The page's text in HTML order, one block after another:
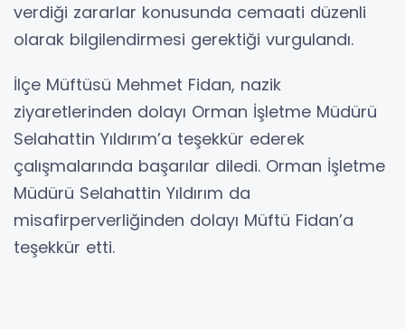
verdiği zararlar konusunda cemaati düzenli
olarak bilgilendirmesi gerektiği vurgulandı.
İlçe Müftüsü Mehmet Fidan, nazik
ziyaretlerinden dolayı Orman İşletme Müdürü
Selahattin Yıldırım’a teşekkür ederek
çalışmalarında başarılar diledi. Orman İşletme
Müdürü Selahattin Yıldırım da
misafirperverliğinden dolayı Müftü Fidan’a
teşekkür etti.